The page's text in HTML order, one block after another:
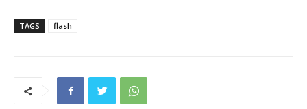
TAGS flash